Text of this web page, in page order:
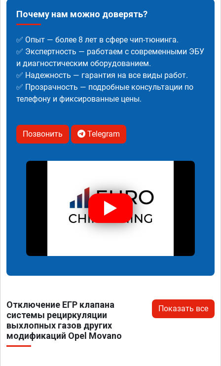
Почему нам можно доверять?
✅ Опыт — более 8 лет в сфере чип-тюнинга.
✅ Экспертность — работаем с современными ЭБУ
и диагностическим оборудованием.
✅ Надежность — гарантия на все виды работ.
✅ Прозрачность — подробные консультации по
телефону и фиксированные цены.
Позвонить Telegram
Отключение ЕГР клапана
системы рециркуляции
выхлопных газов других
модификаций Opel Movano
Показать все